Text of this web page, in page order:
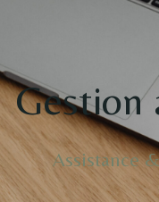
Gestion
Assistance